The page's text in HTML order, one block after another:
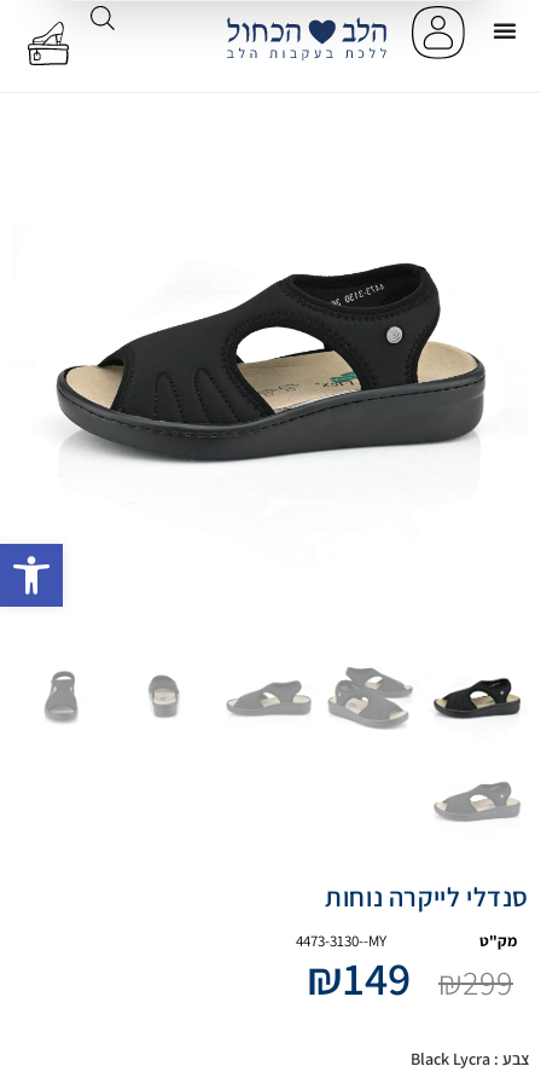
סנדלי לייקרה נוחות
מק"ט 4473-3130--MY
₪299
₪149
צבע : Black Lycra